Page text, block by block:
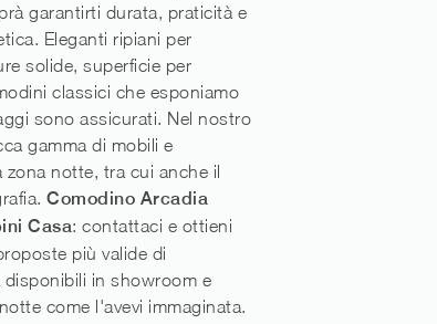
garantirti durata, praticità e
Eleganti ripiani per
solide, superficie per
classici che esponiamo
sono assicurati. Nel nostro
gamma di mobili e
zona notte, tra cui anche il
Comodino Arcadia
Casa: contattaci e ottieni
più valide di
disponibili in showroom e
come l'avevi immaginata.